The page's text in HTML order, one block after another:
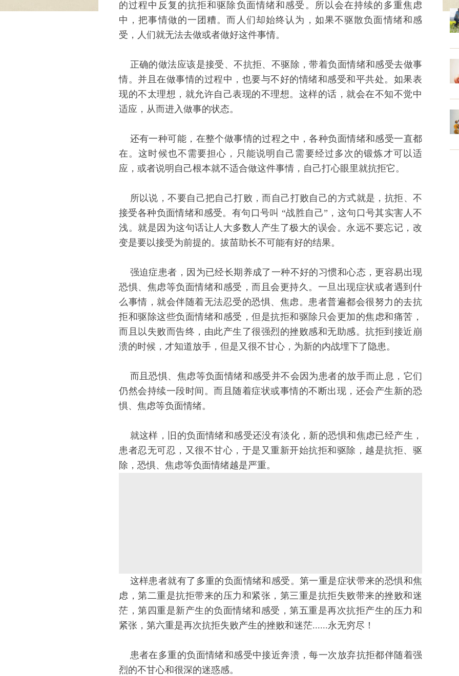
的过程中反复的抗拒和驱除负面情绪和感受。所以会在持续的多重焦虑
中，把事情做的一团糟。而人们却始终认为，如果不驱散负面情绪和感
受，人们就无法去做或者做好这件事情。
正确的做法应该是接受、不抗拒、不驱除，带着负面情绪和感受去做事
情。并且在做事情的过程中，也要与不好的情绪和感受和平共处。如果表
现的不太理想，就允许自己表现的不理想。这样的话，就会在不知不觉中
适应，从而进入做事的状态。
还有一种可能，在整个做事情的过程之中，各种负面情绪和感受一直都
在。这时候也不需要担心，只能说明自己需要经过多次的锻炼才可以适
应，或者说明自己根本就不适合做这件事情，自己打心眼里就抗拒它。
所以说，不要自己把自己打败，而自己打败自己的方式就是，抗拒、不
接受各种负面情绪和感受。有句口号叫 “战胜自己”，这句口号其实害人不
浅。就是因为这句话让人大多数人产生了极大的误会。永远不要忘记，改
变是要以接受为前提的。拔苗助长不可能有好的结果。
强迫症患者，因为已经长期养成了一种不好的习惯和心态，更容易出现
恐惧、焦虑等负面情绪和感受，而且会更持久。一旦出现症状或者遇到什
么事情，就会伴随着无法忍受的恐惧、焦虑。患者普遍都会很努力的去抗
拒和驱除这些负面情绪和感受，但是抗拒和驱除只会更加的焦虑和痛苦，
而且以失败而告终，由此产生了很强烈的挫败感和无助感。抗拒到接近崩
溃的时候，才知道放手，但是又很不甘心，为新的内战埋下了隐患 。
而且恐惧、焦虑等负面情绪和感受并不会因为患者的放手而止息，它们
仍然会持续一段时间。而且随着症状或事情的不断出现，还会产生新的恐
惧、焦虑等负面情绪。
就这样，旧的负面情绪和感受还没有淡化，新的恐惧和焦虑已经产生，
患者忍无可忍，又很不甘心，于是又重新开始抗拒和驱除，越是抗拒、驱
除，恐惧、焦虑等负面情绪越是严重。
这样患者就有了多重的负面情绪和感受。第一重是症状带来的恐惧和焦
虑，第二重是抗拒带来的压力和紧张，第三重是抗拒失败带来的挫败和迷
茫，第四重是新产生的负面情绪和感受，第五重是再次抗拒产生的压力和
紧张，第六重是再次抗拒失败产生的挫败和迷茫......永无穷尽！
患者在多重的负面情绪和感受中接近奔溃，每一次放弃抗拒都伴随着强
烈的不甘心和很深的迷惑感。